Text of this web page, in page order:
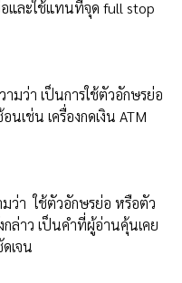
และใช้แทนที่จุด full stop
มว่า เป็นการใช้ตัวอักษรย่อ
เช่น เครื่องกดเงิน ATM
า ใช้ตัวอักษรย่อ หรือตัว
กล่าว เป็นคำที่ผู้อ่านคุ้นเคย
เจน